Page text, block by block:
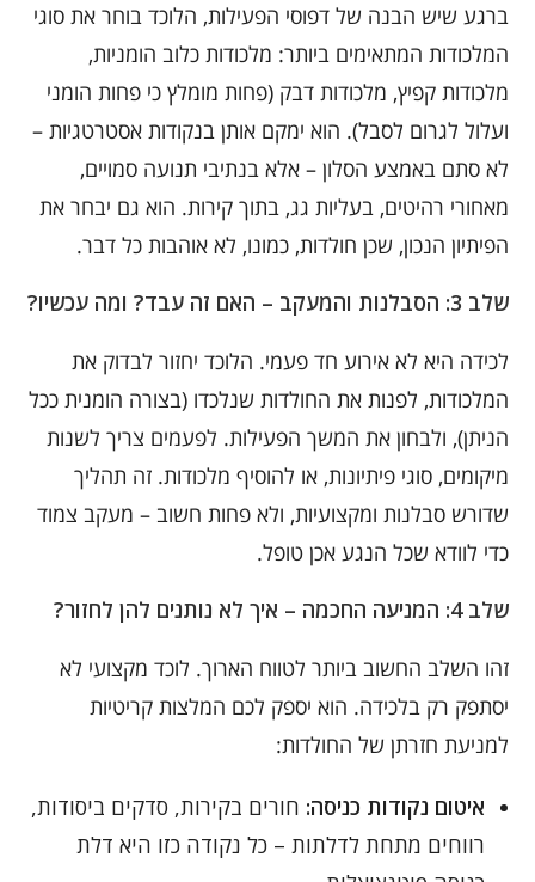
ברגע שיש הבנה של דפוסי הפעילות, הלוכד בוחר את סוגי
המלכודות המתאימים ביותר: מלכודות כלוב הומניות,
מלכודות קפיץ, מלכודות דבק (פחות מומלץ כי פחות הומני
ועלול לגרום לסבל). הוא ימקם אותן בנקודות אסטרטגיות –
לא סתם באמצע הסלון – אלא בנתיבי תנועה סמויים,
מאחורי רהיטים, בעליות גג, בתוך קירות. הוא גם יבחר את
הפיתיון הנכון, שכן חולדות, כמונו, לא אוהבות כל דבר.
שלב 3: הסבלנות והמעקב – האם זה עבד? ומה עכשיו?
לכידה היא לא אירוע חד פעמי. הלוכד יחזור לבדוק את
המלכודות, לפנות את החולדות שנלכדו (בצורה הומנית ככל
הניתן), ולבחון את המשך הפעילות. לפעמים צריך לשנות
מיקומים, סוגי פיתיונות, או להוסיף מלכודות. זה תהליך
שדורש סבלנות ומקצועיות, ולא פחות חשוב – מעקב צמוד
כדי לוודא שכל הנגע אכן טופל.
שלב 4: המניעה החכמה – איך לא נותנים להן לחזור?
זהו השלב החשוב ביותר לטווח הארוך. לוכד מקצועי לא
יסתפק רק בלכידה. הוא יספק לכם המלצות קריטיות
למניעת חזרתן של החולדות:
איטום נקודות כניסה: חורים בקירות, סדקים ביסודות,
רווחים מתחת לדלתות – כל נקודה כזו היא דלת